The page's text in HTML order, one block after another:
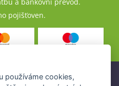
pojišťoven.
nabízeny společností
používáme cookies,